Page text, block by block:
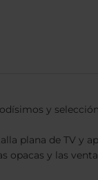
y
plana de TV y
y las